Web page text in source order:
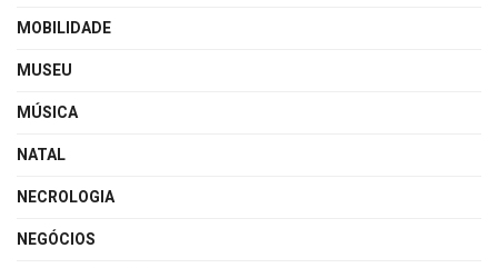
MOBILIDADE
MUSEU
MÚSICA
NATAL
NECROLOGIA
NEGÓCIOS